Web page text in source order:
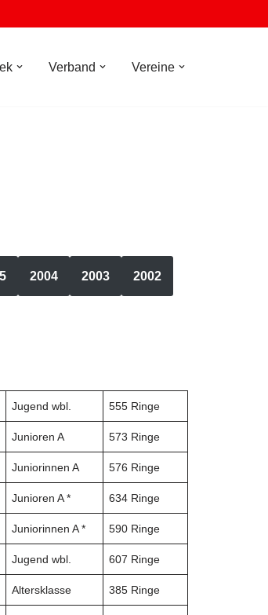
Verband Vereine
2004 2003 2002
Jugend wbl. 555 Ringe
Junioren A 573 Ringe
Juniorinnen A 576 Ringe
Junioren A * 634 Ringe
Juniorinnen A * 590 Ringe
Jugend wbl. 607 Ringe
Altersklasse 385 Ringe